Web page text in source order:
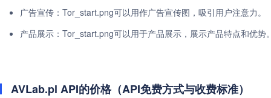
广告宣传：Tor_start.png可以用作广告宣传图，吸引用户注意力。
产品展示：Tor_start.png可以用于产品展示，展示产品特点和优势
AVLab.pl API的价格（API免费方式与收费标准）